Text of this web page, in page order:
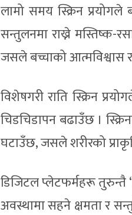
लामो समय स्क्रिन प्रयोगले
सन्तुलनमा राख्ने मस्तिष्क-
जसले बच्चाको आत्मविश्वास
विशेषगरी राति स्क्रिन
चिडचिडापन बढाउँछ ।
घटाउँछ, जसले शरीरको
डिजिटल प्लेटफर्महरू तुरुन्तै
अवस्थामा सहने क्षमता र